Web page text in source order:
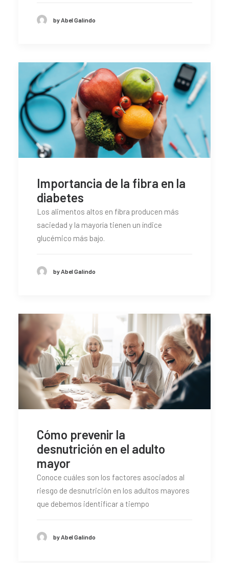
by Abel Galindo
Importancia de la fibra en la
diabetes
Los alimentos altos en fibra producen más
saciedad y la mayoría tienen un índice
glucémico más bajo.
by Abel Galindo
Cómo prevenir la
desnutrición en el adulto
mayor
Conoce cuáles son los factores asociados al
riesgo de desnutrición en los adultos mayores
que debemos identificar a tiempo
by Abel Galindo